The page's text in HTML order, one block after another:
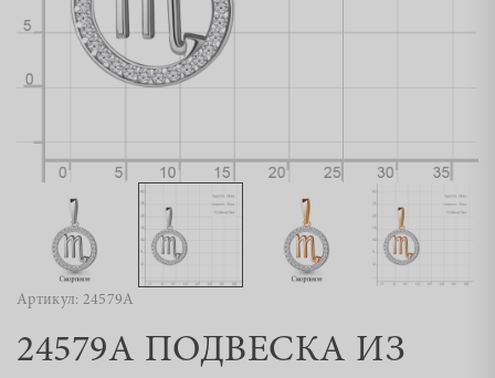
Артикул: 24579А
24579А ПОДВЕСКА ИЗ